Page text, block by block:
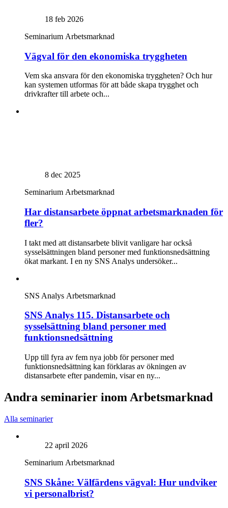
18 feb 2026
Seminarium Arbetsmarknad
Vägval för den ekonomiska tryggheten
Vem ska ansvara för den ekonomiska tryggheten? Och hur
kan systemen utformas för att både skapa trygghet och
drivkrafter till arbete och...
8 dec 2025
Seminarium Arbetsmarknad
Har distansarbete öppnat arbetsmarknaden för
fler?
I takt med att distansarbete blivit vanligare har också
sysselsättningen bland personer med funktionsnedsättning
ökat markant. I en ny SNS Analys undersöker...
SNS Analys Arbetsmarknad
SNS Analys 115. Distansarbete och
sysselsättning bland personer med
funktionsnedsättning
Upp till fyra av fem nya jobb för personer med
funktionsnedsättning kan förklaras av ökningen av
distansarbete efter pandemin, visar en ny...
Andra seminarier inom Arbetsmarknad
Alla seminarier
22 april 2026
Seminarium Arbetsmarknad
SNS Skåne: Välfärdens vägval: Hur undviker
vi personalbrist?